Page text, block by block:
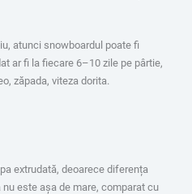
atunci snowboardul poate fi
ar fi la fiecare 6–10 zile pe pârtie,
zăpada, viteza dorita.
extrudată, deoarece diferența
este așa de mare, comparat cu